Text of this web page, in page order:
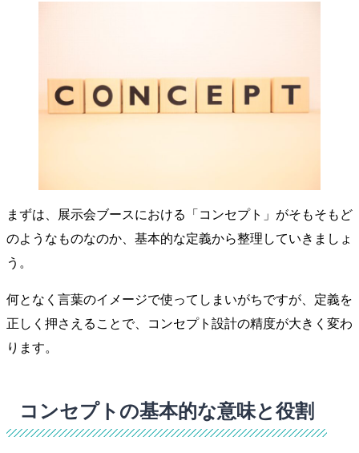
まずは、展示会ブースにおける「コンセプト」がそもそもど
のようなものなのか、基本的な定義から整理していきましょ
う。
何となく言葉のイメージで使ってしまいがちですが、定義を
正しく押さえることで、コンセプト設計の精度が大きく変わ
ります。
コンセプトの基本的な意味と役割